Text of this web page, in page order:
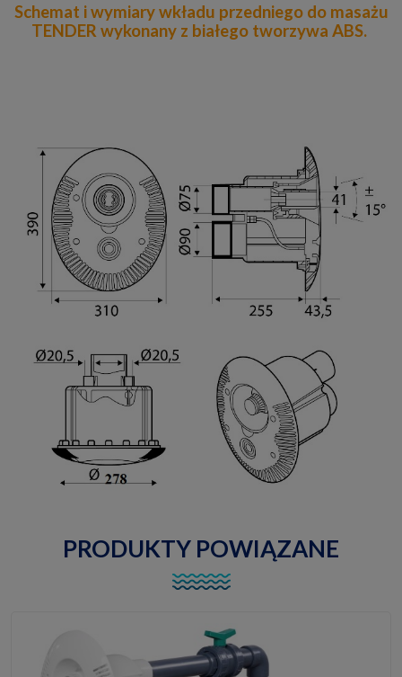
Schemat i wymiary wkładu przedniego do masażu
TENDER wykonany z białego tworzywa ABS.
PRODUKTY POWIĄZANE